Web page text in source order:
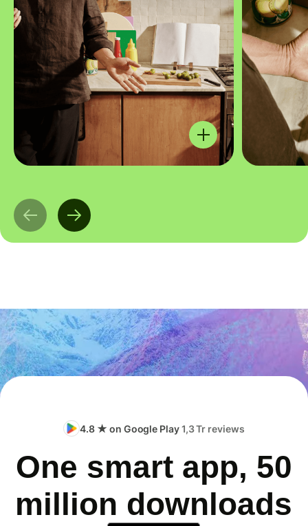
4.8 ★ on Google Play1,3 Tr reviews
One smart app, 50
million downloads